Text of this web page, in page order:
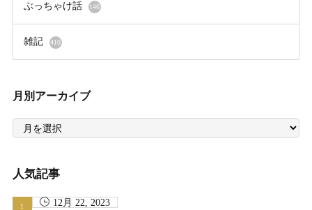
ぶっちゃけ話 146
雑記 410
月別アーカイブ
月
ア
イ
ブ
人気記事
12月 22, 2023